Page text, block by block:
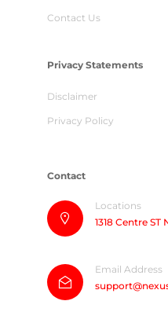
Contact Us
Privacy Statements
Disclaimer
Privacy Policy
Contact
Locations
1318 Centre ST
Email Address